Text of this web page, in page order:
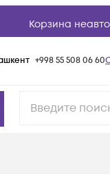
Корзина
+998 55 508 06 60